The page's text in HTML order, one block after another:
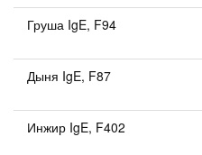
Груша IgE, F94
Дыня IgE, F87
Инжир IgE, F402